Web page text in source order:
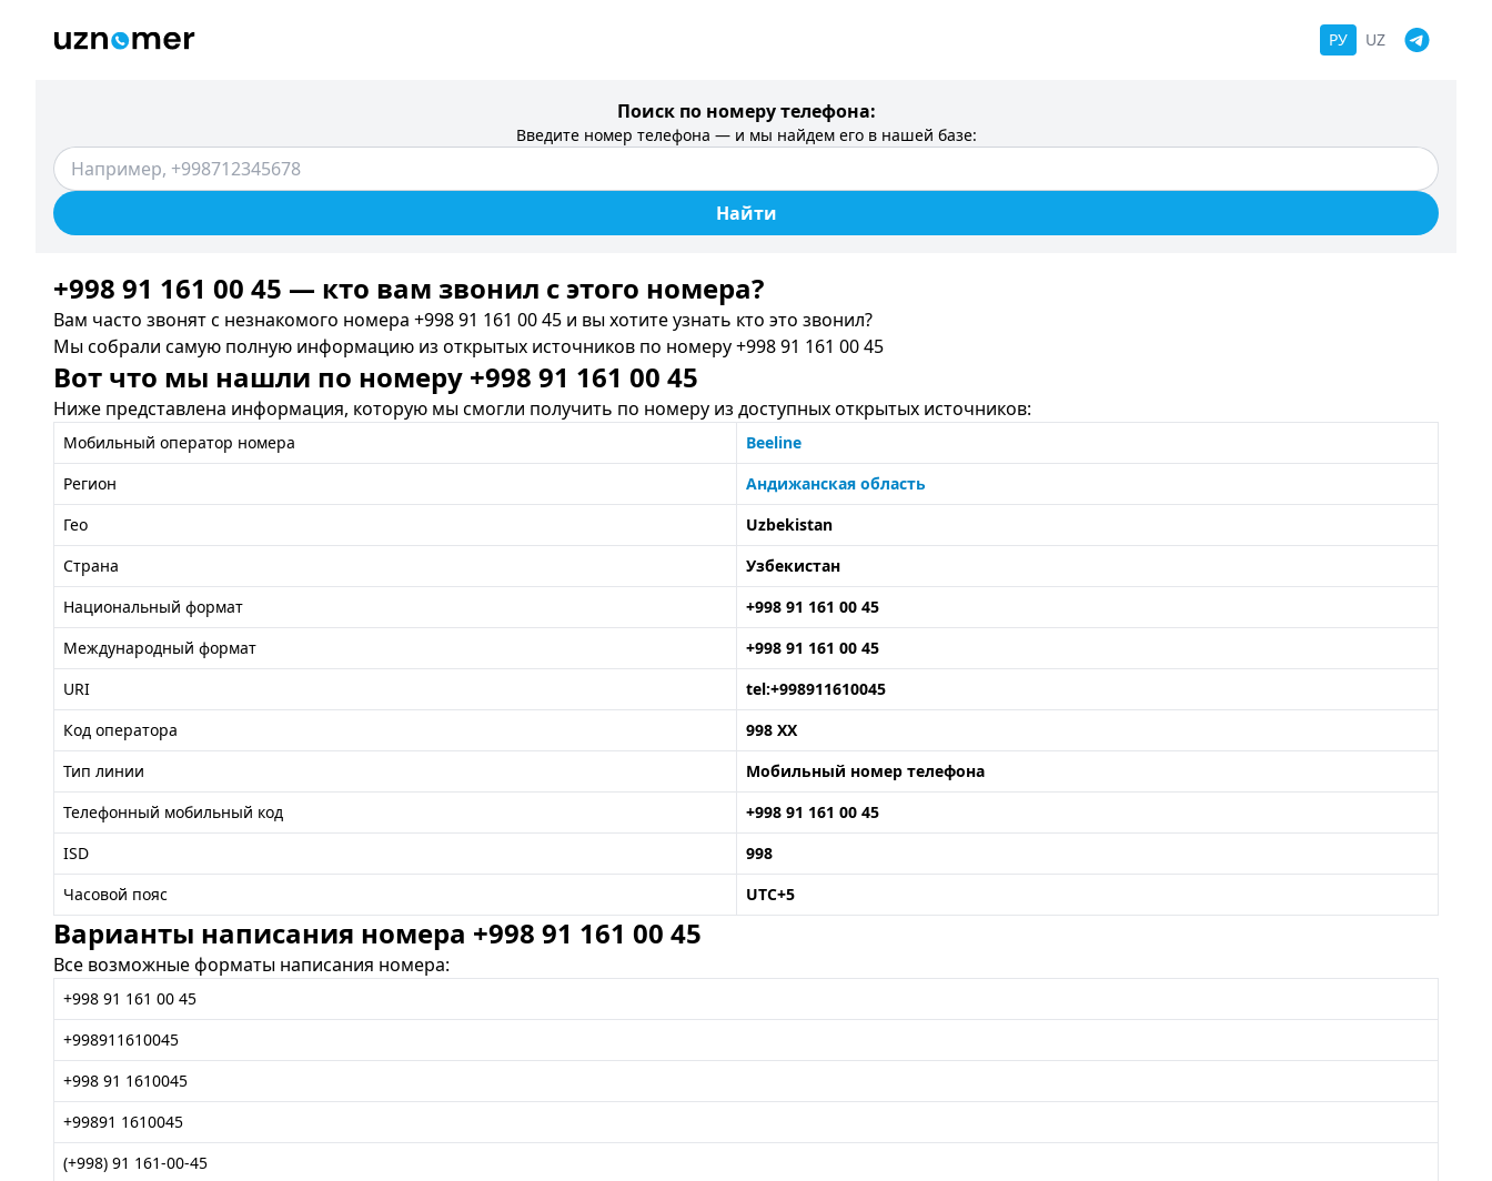
РУ UZ
Поиск по номеру телефона:
Введите номер телефона — и мы найдем его в нашей базе:
Найти
+998 91 161 00 45 — кто вам звонил c этого номера?
Вам часто звонят с незнакомого номера +998 91 161 00 45 и вы хотите узнать кто это звонил?
Мы собрали самую полную информацию из открытых источников по номеру +998 91 161 00 45
Вот что мы нашли по номеру +998 91 161 00 45
Ниже представлена информация, которую мы смогли получить по номеру из доступных открытых источников:
Мобильный оператор номера
Beeline
Регион
Андижанская область
Гео
Uzbekistan
Страна
Узбекистан
Национальный формат
+998 91 161 00 45
Международный формат
+998 91 161 00 45
URI
tel:+998911610045
Код оператора
998 XX
Тип линии
Мобильный номер телефона
Телефонный мобильный код
+998 91 161 00 45
ISD
998
Часовой пояс
UTC+5
Варианты написания номера +998 91 161 00 45
Все возможные форматы написания номера:
+998 91 161 00 45
+998911610045
+998 91 1610045
+99891 1610045
(+998) 91 161-00-45